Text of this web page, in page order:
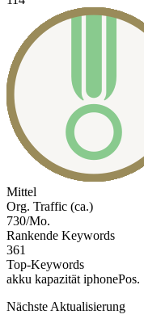
Mittel
Org. Traffic (ca.)
730/Mo.
Rankende Keywords
361
Top-Keywords
akku kapazität iphonePos.
Nächste Aktualisierung